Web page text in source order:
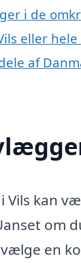
i de
eller
af
kan
om
en